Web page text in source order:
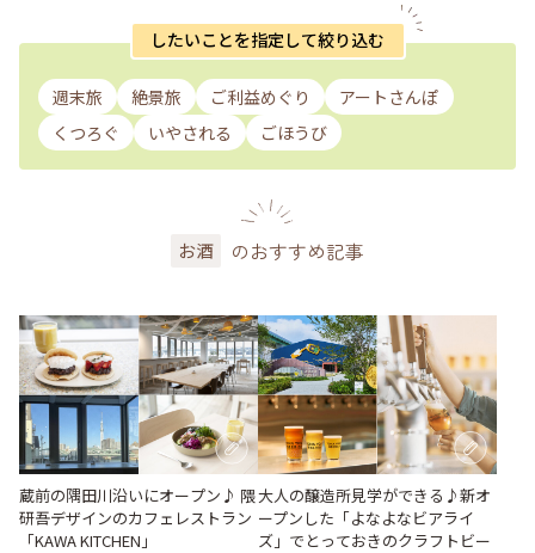
したいことを指定して絞り込む
週末旅 絶景旅 ご利益めぐり
アートさんぽ
くつろぐ
いやされる ごほうび
お酒 のおすすめ記事
蔵前の隅田川沿いにオープン♪ 隈
研吾デザインのカフェレストラン
「KAWA KITCHEN」
大人の醸造所見学ができる♪新オ
ープンした「よなよなビアライ
ズ」でとっておきのクラフトビー